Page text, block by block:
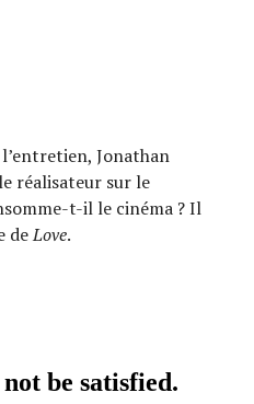
Jonathan
réalisateur sur le
t-il le cinéma ? Il
deLove.